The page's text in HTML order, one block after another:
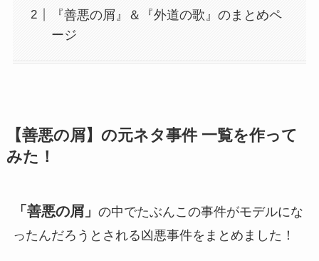
『善悪の屑』＆『外道の歌』のまとめペ
ージ
【善悪の屑】の元ネタ事件 一覧を作って
みた！
「善悪の屑」 の中でたぶんこの事件がモデルにな
ったんだろうとされる凶悪事件をまとめました！